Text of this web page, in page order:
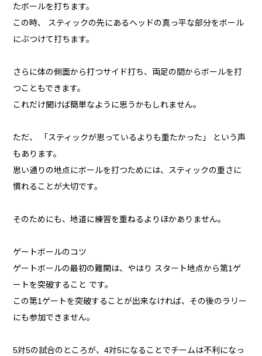
たボールを打ちます。
この時、 スティックの先にあるヘッドの真っ平な部分をボール
にぶつけて打ちます。
さらに体の側面から打つサイド打ち、両足の間からボールを打
つこともできます。
これだけ聞けば簡単なように思うかもしれません。
ただ、 「スティックが思っているよりも重たかった」 という声
もあります。
思い通りの地点にボールを打つためには、スティックの重さに
慣れることが大切です。
そのためにも、地道に練習を重ねるよりほかありません。
ゲートボールのコツ
ゲートボールの最初の難関は、やはり スタート地点から第1ゲ
ートを突破すること です。
この第1ゲートを突破することが出来なければ、その後のラリー
にも参加できません。
5対5の試合のところが、4対5になることでチームは不利になっ